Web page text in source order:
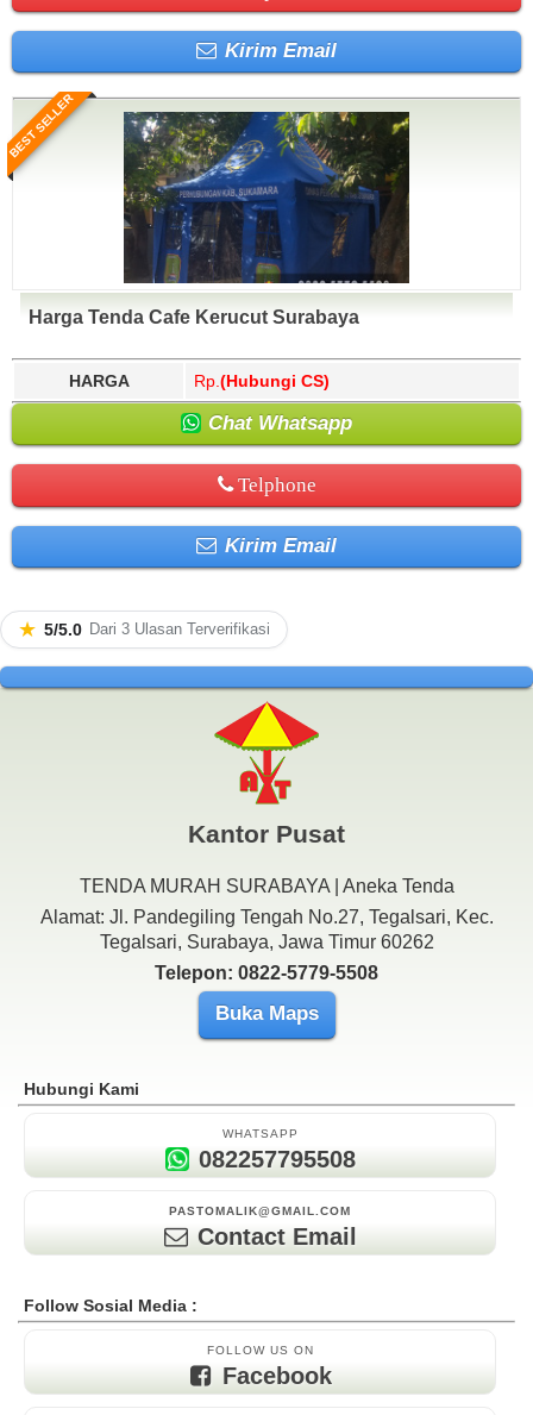
Kirim Email
BEST SELLER
Harga Tenda Cafe Kerucut Surabaya
HARGA Rp. (Hubungi CS)
Chat Whatsapp
Telphone
Kirim Email
★ 5/5.0 Dari 3 Ulasan Terverifikasi
Kantor Pusat
TENDA MURAH SURABAYA | Aneka Tenda
Alamat: Jl. Pandegiling Tengah No.27, Tegalsari, Kec.
Tegalsari, Surabaya, Jawa Timur 60262
Telepon: 0822-5779-5508
Buka Maps
Hubungi Kami
WHATSAPP
082257795508
PASTOMALIK@GMAIL.COM
Contact Email
Follow Sosial Media :
FOLLOW US ON
Facebook